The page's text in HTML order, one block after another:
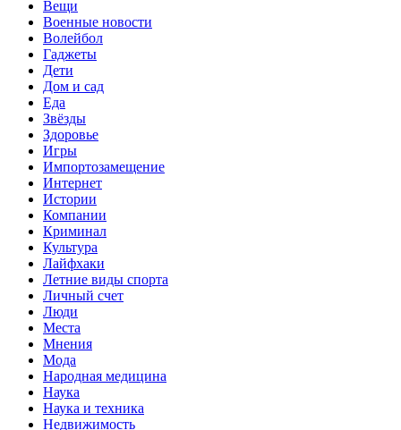
Вещи
Военные новости
Волейбол
Гаджеты
Дети
Дом и сад
Еда
Звёзды
Здоровье
Игры
Импортозамещение
Интернет
Истории
Компании
Криминал
Культура
Лайфхаки
Летние виды спорта
Личный счет
Люди
Места
Мнения
Мода
Народная медицина
Наука
Наука и техника
Недвижимость